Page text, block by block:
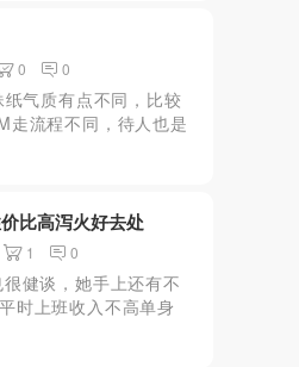
0 0
气质有点不同，比较
走流程不同，待人也是
学过舞蹈气质也不
情调是多么重要。属
比高泻火好去处
1 0
健谈，她手上还有不
时上班收入不高单身
，支付100介绍费就可
也有很不错的。可以